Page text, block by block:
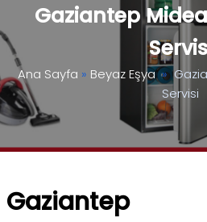
Gaziantep
Ana Sayfa » Beyaz Eşya»
Servisi
Gaziantep